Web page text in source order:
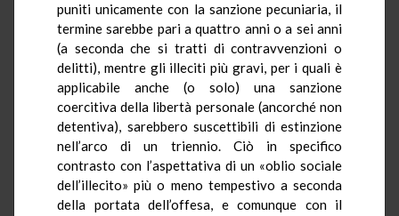
puniti unicamente con la sanzione pecuniaria, il
termine sarebbe pari a quattro anni o a sei anni
(a seconda che si tratti di contravvenzioni o
delitti), mentre gli illeciti più gravi, per i quali è
applicabile anche (o solo) una sanzione
coercitiva della libertà personale (ancorché non
detentiva), sarebbero suscettibili di estinzione
nell’arco di un triennio. Ciò in specifico
contrasto con l’aspettativa di un «oblio sociale
dell’illecito» più o meno tempestivo a seconda
della portata dell’offesa, e comunque con il